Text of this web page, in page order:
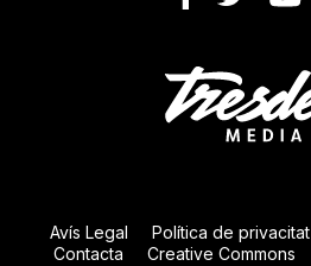
Avís Legal Política de privacitat
Contacta
Creative Commons